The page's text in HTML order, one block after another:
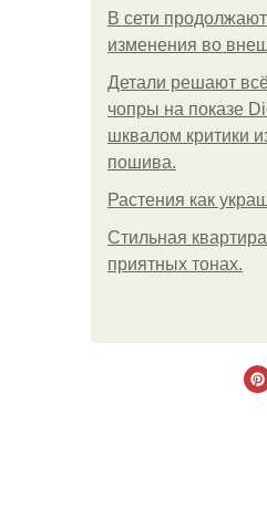
В сети
изменения во
Детали решают
чопры на показе
шквалом критики
пошива.
Растения как
Стильная
приятных тонах.